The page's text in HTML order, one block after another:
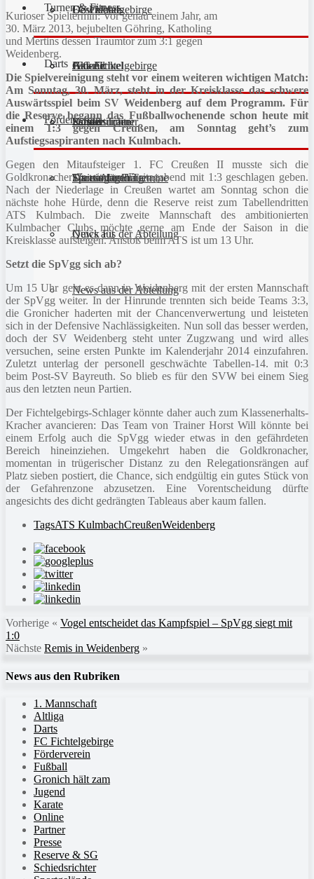
Geschichte
Fan-Artikel
Partner
Sportanlagen
Downloads
Galerie
FC Fichtelgebirge
JFG Fichtelgebirge
Schiedsrichter
Aktuell
Unsere Trainer
Training und Termine
Turnen & Fitness
Kinderturnen
Fitness für Frauen
Quick Fit
News aus der Abteilung
Darts
Darts-Abteilung
News aus der Abteilung
Förderverein
Kurioser Spieltermin: Vor genau einem Jahr, am
30. März 2013, bejubelten Göhring, Katholing
und Mertins dessen Traumtor zum 3:1 gegen
Weidenberg.
Die Spielvereinigung steht vor einem weiteren wichtigen Match:
Am Sonntag, 30. März, steht in der Kreisklasse das schwere
Auswärtsspiel beim SV Weidenberg auf dem Programm. Für
die Reserve begann das Fußballwochenende schon heute mit
einem 1:3 gegen Creußen, am Sonntag geht’s zum
Aufstiegsaspiranten nach Kulmbach.
Gegen den Mitaufsteiger 1. FC Creußen II musste sich die
Goldkronacher Zweite am Freitagabend mit 1:3 geschlagen geben.
Nach der Niederlage in Creußen wartet am Sonntag schon die
nächste hohe Hürde, denn die Reserve reist zum Tabellendritten
ATS Kulmbach. Die zweite Mannschaft des ambitionierten
Kulmbacher Clubs möchte gerne am Ende der Saison in die
Kreisklasse aufsteigen. Anstoß beim ATS ist um 13 Uhr.
Setzt die SpVgg sich ab?
Um 15 Uhr geht es dann in Weidenberg mit der ersten Mannschaft
der SpVgg weiter. In der Hinrunde trennten sich beide Teams 3:3,
die Gronicher haderten mit der Chancenverwertung und leisteten
sich in der Defensive Nachlässigkeiten. Nun soll das besser werden,
doch der SV Weidenberg steht unter Zugzwang und wird alles
versuchen, seine ersten Punkte im Kalenderjahr 2014 einzufahren.
Zuletzt unterlag der personell geschwächte Tabellen-14. mit 0:3
beim Post-SV Bayreuth. So blieb es für den SVW bei einem Sieg
aus den letzten neun Partien.
Der Fichtelgebirgs-Schlager könnte daher auch zum Klassenerhalts-
Kracher avancieren: Das Team von Trainer Horst Will könnte bei
einem Erfolg auch die SpVgg wieder etwas in den gefährdeten
Bereich hineinziehen. Umgekehrt haben die Goldkronacher,
momentan in trügerischer Distanz zu den Relegationsrängen auf
Platz sieben postiert, die Chance, sich endgültig ein gutes Stück von
der Gefahrenzone abzusetzen. Eine Vorentscheidung dürfte
angesichts des dicht gedrängten Tableaus aber kaum fallen.
TagsATS KulmbachCreußenWeidenberg
Vorherige « Vogel entscheidet das Kampfspiel – SpVgg siegt mit
1:0
Nächste Remis in Weidenberg »
News aus den Rubriken
1. Mannschaft
Altliga
Darts
FC Fichtelgebirge
Förderverein
Fußball
Gronich hält zam
Jugend
Karate
Online
Partner
Presse
Reserve & SG
Schiedsrichter